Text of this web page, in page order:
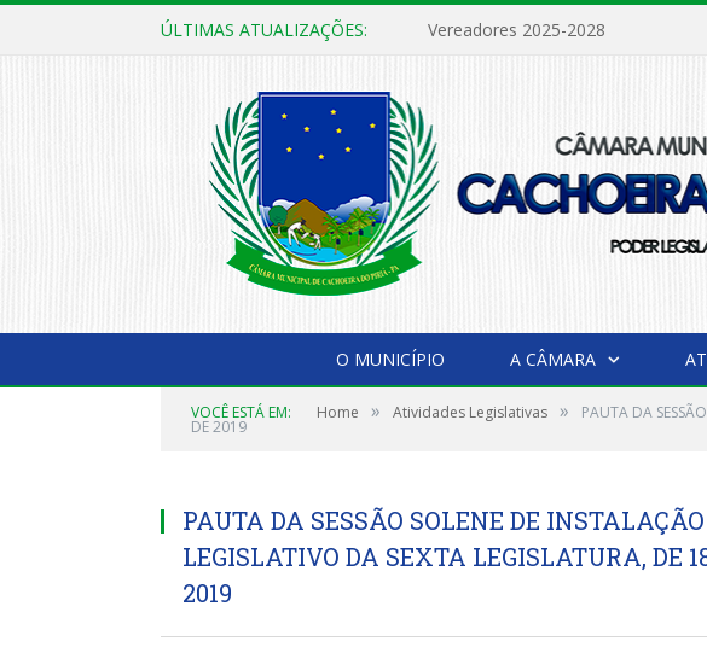
ÚLTIMAS ATUALIZAÇÕES: Vereadores 2025-2028
O MUNICÍPIO A CÂMARA
VOCÊ ESTÁ EM: Home » Atividades Legislativas » PAUTA DA
DE 2019
PAUTA DA SESSÃO SOLENE DE
LEGISLATIVO DA SEXTA LEGISLATURA, DE
2019